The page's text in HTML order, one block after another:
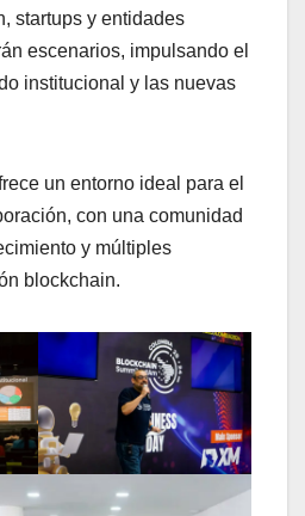
startups y entidades
escenarios, impulsando el
institucional y las nuevas
un entorno ideal para el
con una comunidad
y múltiples
blockchain.